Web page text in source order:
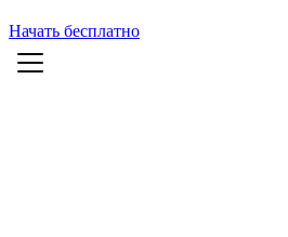
Начать бесплатно